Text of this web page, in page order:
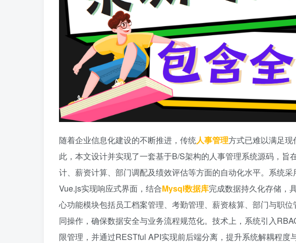
随着企业信息化建设的不断推进，传统人事管理方式已难以满足
此，本文设计并实现了一套基于B/S架构的人事管理系统源码，旨
计、薪资计算、部门调配及绩效评估等方面的自动化水平。系统
Vue.js实现响应式界面，结合Mysql数据库完成数据持久化存储，
心功能模块包括员工档案管理、考勤管理、薪资核算、部门与职
同操作，确保数据安全与业务流程规范化。技术上，系统引入
限管理，并通过RESTful API实现前后端分离，提升系统解耦程度